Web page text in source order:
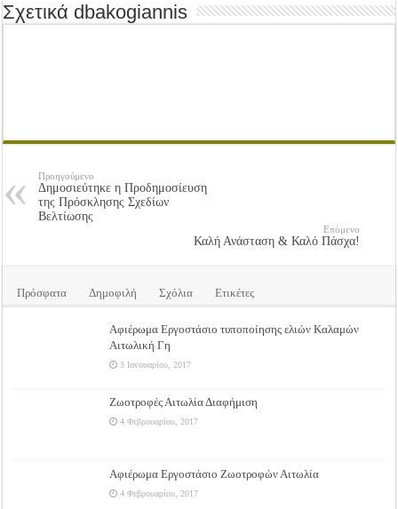
Σχετικά dbakogiannis
Προηγούμενο
Δημοσιεύτηκε η Προδημοσίευση
της Πρόσκλησης Σχεδίων
Βελτίωσης
Επόμενο
Καλή Ανάσταση & Καλό Πάσχα!
Πρόσφατα Δημοφιλή Σχόλια Ετικέτες
Αφιέρωμα Εργοστάσιο τυποποίησης ελιών Καλαμών
Αιτωλική Γη
3 Ιανουαρίου, 2017
Ζωοτροφές Αιτωλία Διαφήμιση
4 Φεβρουαρίου, 2017
Αφιέρωμα Εργοστάσιο Ζωοτροφών Αιτωλία
4 Φεβρουαρίου, 2017